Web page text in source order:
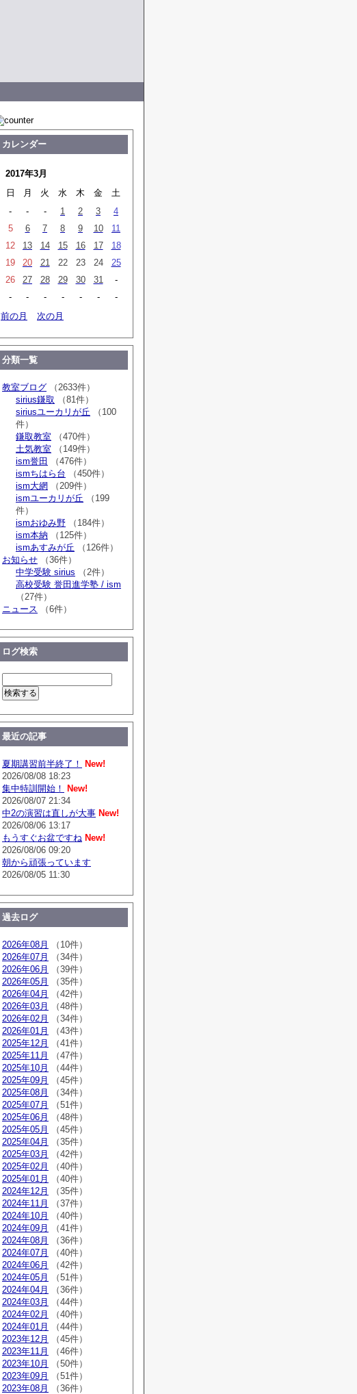
カレンダー
2017年3月
日
月 火 水 木 金
土
-
- - 1 2 3
4
5
6 7 8 9 10
11
12
13 14 15 16 17
18
19
20 21 22 23 24
25
26
27 28 29 30 31
-
-
- - - - -
-
前の月
次の月
分類一覧
教室ブログ （2633件）
sirius鎌取 （81件）
siriusユーカリが丘 （100
件）
鎌取教室 （470件）
土気教室 （149件）
ism誉田
（476件）
ismちはら台 （450件）
ism大網 （209件）
ismユーカリが丘 （199
件）
ismおゆみ野 （184件）
ism本納 （125件）
ismあすみが丘 （126件）
お知らせ （36件）
中学受験 sirius （2件）
高校受験 誉田進学塾 / ism
（27件）
ニュース （6件）
ログ検索
最近の記事
夏期講習前半終了！
New!
2026/08/08 18:23
集中特訓開始！
New!
2026/08/07 21:34
中2の演習は直しが大事 New!
2026/08/06 13:17
もうすぐお盆ですね New!
2026/08/06 09:20
朝から頑張っています
2026/08/05 11:30
過去ログ
2026年08月
（10件）
2026年07月
（34件）
2026年06月
（39件）
2026年05月
（35件）
2026年04月
（42件）
2026年03月
（48件）
2026年02月
（34件）
2026年01月
（43件）
2025年12月
（41件）
2025年11月
（47件）
2025年10月
（44件）
2025年09月
（45件）
2025年08月
（34件）
2025年07月
（51件）
2025年06月
（48件）
2025年05月
（45件）
2025年04月
（35件）
2025年03月
（42件）
2025年02月
（40件）
2025年01月
（40件）
2024年12月
（35件）
2024年11月
（37件）
2024年10月
（40件）
2024年09月
（41件）
2024年08月
（36件）
2024年07月
（40件）
2024年06月
（42件）
2024年05月
（51件）
2024年04月
（36件）
2024年03月
（44件）
2024年02月
（40件）
2024年01月
（44件）
2023年12月
（45件）
2023年11月
（46件）
2023年10月
（50件）
2023年09月
（51件）
2023年08月
（36件）